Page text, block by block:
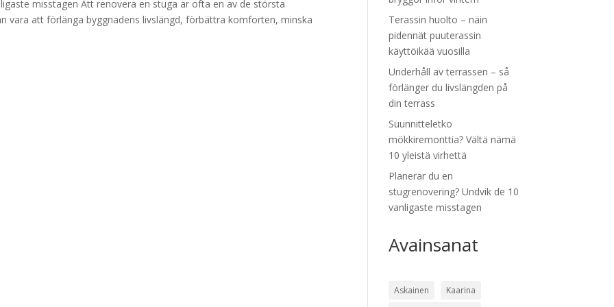
misstagen Att renovera en stuga är ofta en av de största
vara att förlänga byggnadens livslängd, förbättra komforten, minska
Terassin huolto – näin
pidennät puuterassin
käyttöikää vuosilla
Underhåll av terrassen – så
förlänger du livslängden på
din terrass
Suunnitteletko
mökkiremonttia? Vältä nämä
10 yleistä virhettä
Planerar du en
stugrenovering? Undvik de 10
vanligaste misstagen
Avainsanat
Askainen
Kaarina